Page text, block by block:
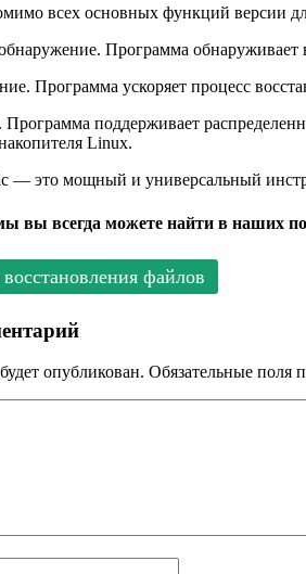
всех основных функций версии
Программа
Программа ускоряет процесс
Программа поддерживает
Linux.
— это мощный и универсальный
вы всегда можете найти в наших
файлов
опубликован. Обязательные поля